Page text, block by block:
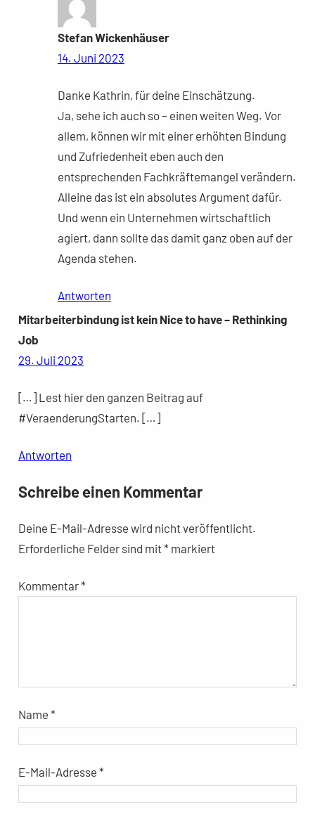
Stefan Wickenhäuser
14. Juni 2023
Danke Kathrin, für deine Einschätzung.
Ja, sehe ich auch so – einen weiten Weg. Vor
allem, können wir mit einer erhöhten Bindung
und Zufriedenheit eben auch den
entsprechenden Fachkräftemangel verändern.
Alleine das ist ein absolutes Argument dafür.
Und wenn ein Unternehmen wirtschaftlich
agiert, dann sollte das damit ganz oben auf der
Agenda stehen.
Antworten
Mitarbeiterbindung ist kein Nice to have – Rethinking
Job
29. Juli 2023
[…] Lest hier den ganzen Beitrag auf
#VeraenderungStarten. […]
Antworten
Schreibe einen Kommentar
Deine E-Mail-Adresse wird nicht veröffentlicht.
Erforderliche Felder sind mit* markiert
Kommentar*
Name *
E-Mail-Adresse *